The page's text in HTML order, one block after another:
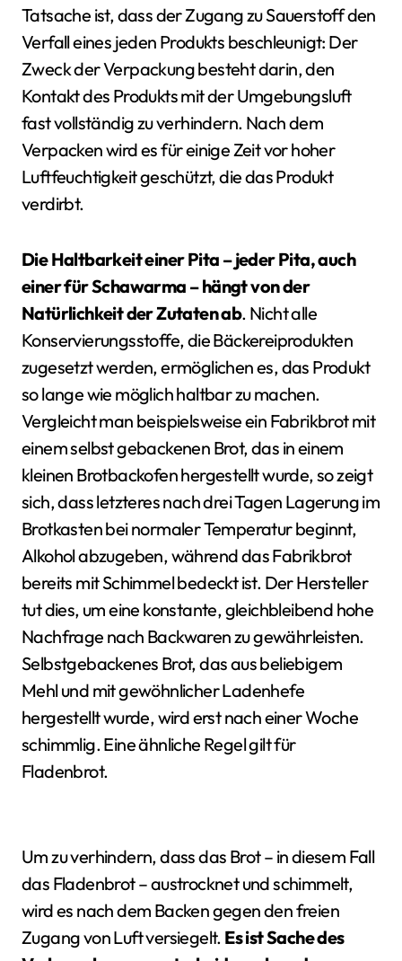
Tatsache ist, dass der Zugang zu Sauerstoff den
Verfall eines jeden Produkts beschleunigt: Der
Zweck der Verpackung besteht darin, den
Kontakt des Produkts mit der Umgebungsluft
fast vollständig zu verhindern. Nach dem
Verpacken wird es für einige Zeit vor hoher
Luftfeuchtigkeit geschützt, die das Produkt
verdirbt.
Die Haltbarkeit einer Pita – jeder Pita, auch
einer für Schawarma – hängt von der
Natürlichkeit der Zutaten ab. Nicht alle
Konservierungsstoffe, die Bäckereiprodukten
zugesetzt werden, ermöglichen es, das Produkt
so lange wie möglich haltbar zu machen.
Vergleicht man beispielsweise ein Fabrikbrot mit
einem selbst gebackenen Brot, das in einem
kleinen Brotbackofen hergestellt wurde, so zeigt
sich, dass letzteres nach drei Tagen Lagerung im
Brotkasten bei normaler Temperatur beginnt,
Alkohol abzugeben, während das Fabrikbrot
bereits mit Schimmel bedeckt ist. Der Hersteller
tut dies, um eine konstante, gleichbleibend hohe
Nachfrage nach Backwaren zu gewährleisten.
Selbstgebackenes Brot, das aus beliebigem
Mehl und mit gewöhnlicher Ladenhefe
hergestellt wurde, wird erst nach einer Woche
schimmlig. Eine ähnliche Regel gilt für
Fladenbrot.
Um zu verhindern, dass das Brot – in diesem Fall
das Fladenbrot – austrocknet und schimmelt,
wird es nach dem Backen gegen den freien
Zugang von Luft versiegelt. Es ist Sache des